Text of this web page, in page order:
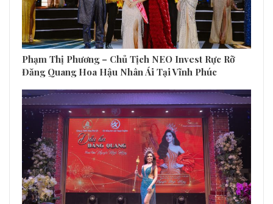
Phạm Thị Phương – Chủ Tịch NEO Invest Rực Rỡ
Đăng Quang Hoa Hậu Nhân Ái Tại Vĩnh Phúc